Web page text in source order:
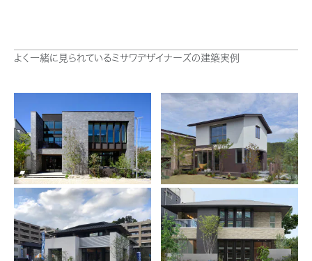
ミサワアイデンティティ
よく一緒に見られているミサワデザイナーズの建築実例